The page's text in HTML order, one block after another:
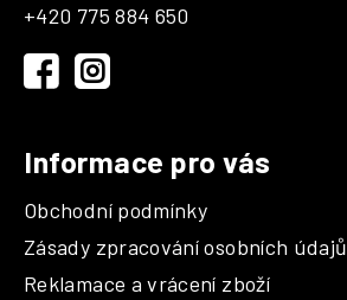
+420 775 884 650
Informace pro vás
Obchodní podmínky
Zásady zpracování osobních údajů
Reklamace a vrácení zboží